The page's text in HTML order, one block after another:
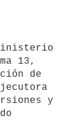
13,
de
y